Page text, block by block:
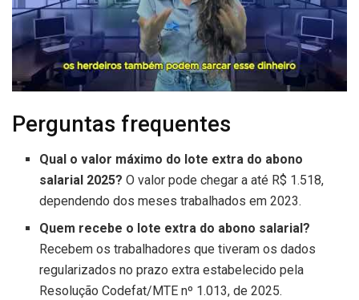
Perguntas frequentes
Qual o valor máximo do lote extra do abono
salarial 2025? O valor pode chegar a até R$ 1.518,
dependendo dos meses trabalhados em 2023.
Quem recebe o lote extra do abono salarial?
Recebem os trabalhadores que tiveram os dados
regularizados no prazo extra estabelecido pela
Resolução Codefat/MTE nº 1.013, de 2025.